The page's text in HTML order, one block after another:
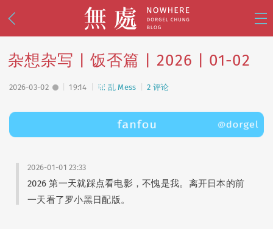
杂想杂写 | 饭否篇 | 2026 | 01-02
2026-03-02 19:14 乱 Mess 2 评论
2026-01-01 23:33
2026 第一天就踩点看电影，不愧是我。离开日本的前
一天看了罗小黑日配版。
影 Shoot
设 Design (38)